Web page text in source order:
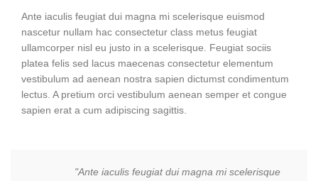
Ante iaculis feugiat dui magna mi scelerisque euismod
nascetur nullam hac consectetur class metus feugiat
ullamcorper nisl eu justo in a scelerisque. Feugiat sociis
platea felis sed lacus maecenas consectetur elementum
vestibulum ad aenean nostra sapien dictumst condimentum
lectus. A pretium orci vestibulum aenean semper et congue
sapien erat a cum adipiscing sagittis.
"Ante iaculis feugiat dui magna mi scelerisque